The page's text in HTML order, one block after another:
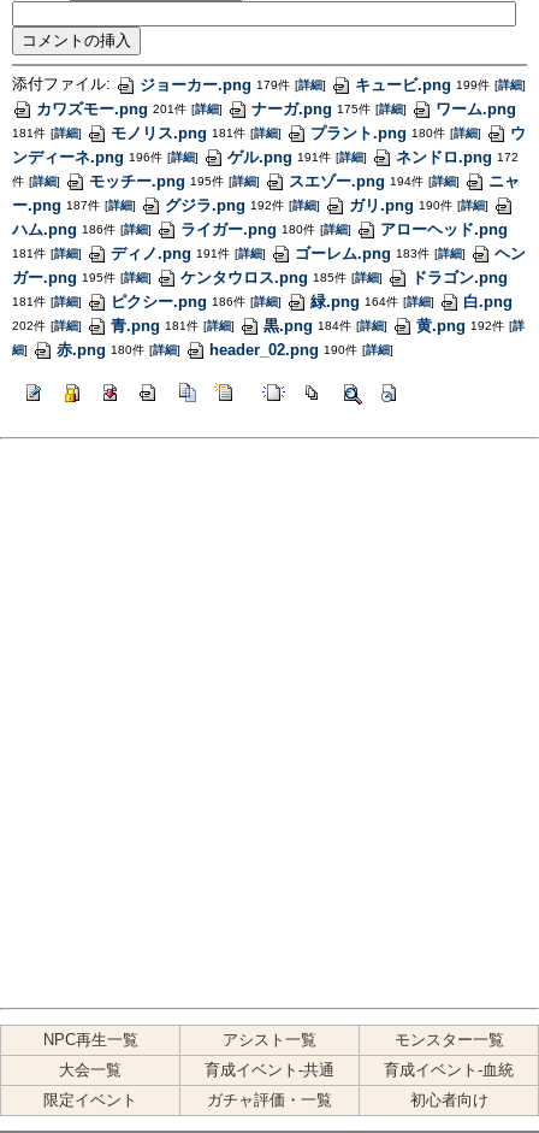
添付ファイル: ジョーカー.png 179件 [詳細] キュービ.png 199件 [詳細]
カワズモー.png 201件 [詳細] ナーガ.png 175件 [詳細] ワーム.png
181件 [詳細] モノリス.png 181件 [詳細] プラント.png 180件 [詳細]
ウ
ンディーネ.png 196件 [詳細] ゲル.png 191件 [詳細] ネンドロ.png 172
件 [詳細] モッチー.png 195件 [詳細] スエゾー.png 194件 [詳細]
ニャ
ー.png 187件 [詳細] グジラ.png 192件 [詳細] ガリ.png 190件 [詳細]
ハム.png 186件 [詳細] ライガー.png 180件 [詳細] アローヘッド.png
181件 [詳細] ディノ.png 191件 [詳細] ゴーレム.png 183件 [詳細]
ヘン
ガー.png 195件 [詳細] ケンタウロス.png 185件 [詳細] ドラゴン.png
181件 [詳細] ピクシー.png 186件 [詳細] 緑.png 164件 [詳細] 白.png
202件 [詳細] 青.png 181件 [詳細] 黒.png 184件 [詳細] 黄.png 192件 [詳
細] 赤.png 180件 [詳細] header_02.png 190件 [詳細]
NPC再生一覧 アシスト一覧
モンスター一覧
大会一覧
育成イベント-共通
育成イベント-血統
限定イベント
ガチャ評価・一覧 初心者向け